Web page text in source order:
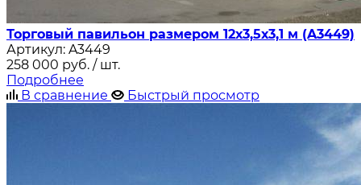
Торговый павильон размером 12х3,5х3,1 м (A3449)
Артикул: A3449
258 000 руб. / шт.
Подробнее
В сравнение
Быстрый просмотр